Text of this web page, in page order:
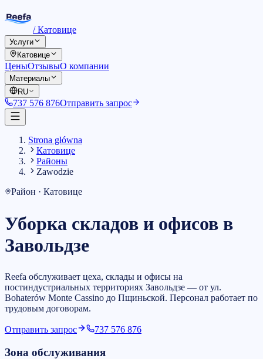
/Катовице
Услуги
Катовице
ЦеныОтзывыО компании
Материалы
RU
737 576 876Отправить запрос
Strona główna
Катовице
Районы
Zawodzie
Район · Катовице
Уборка складов и офисов в
Завольдзе
Reefa обслуживает цеха, склады и офисы на
постиндустриальных территориях Завольдзе — от ул.
Bohaterów Monte Cassino до Пщиньской. Персонал работает по
трудовым договорам.
Отправить запрос 737 576 876
Зона обслуживания